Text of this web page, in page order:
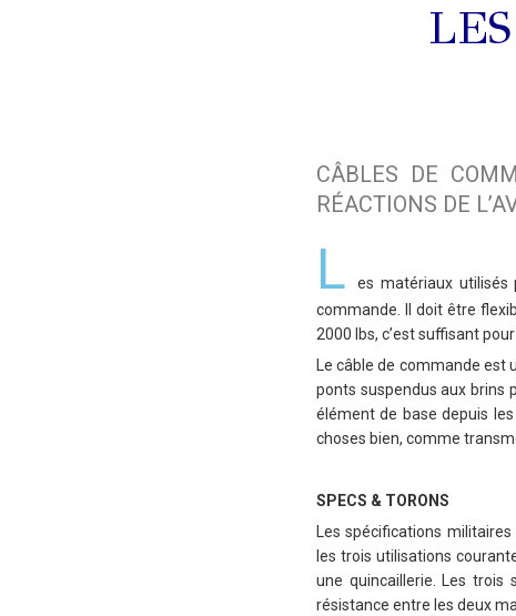
CÂBLES DE
RÉACTIONS DE
L
es matériaux utilisés
commande. Il doit être
2000 lbs, c’est suffisant
Le câble de commande
ponts suspendus aux brins
élément de base depuis
choses bien, comme
SPECS & TORONS
Les spécifications
les trois utilisations
une quincaillerie. Les trois
résistance entre les deux